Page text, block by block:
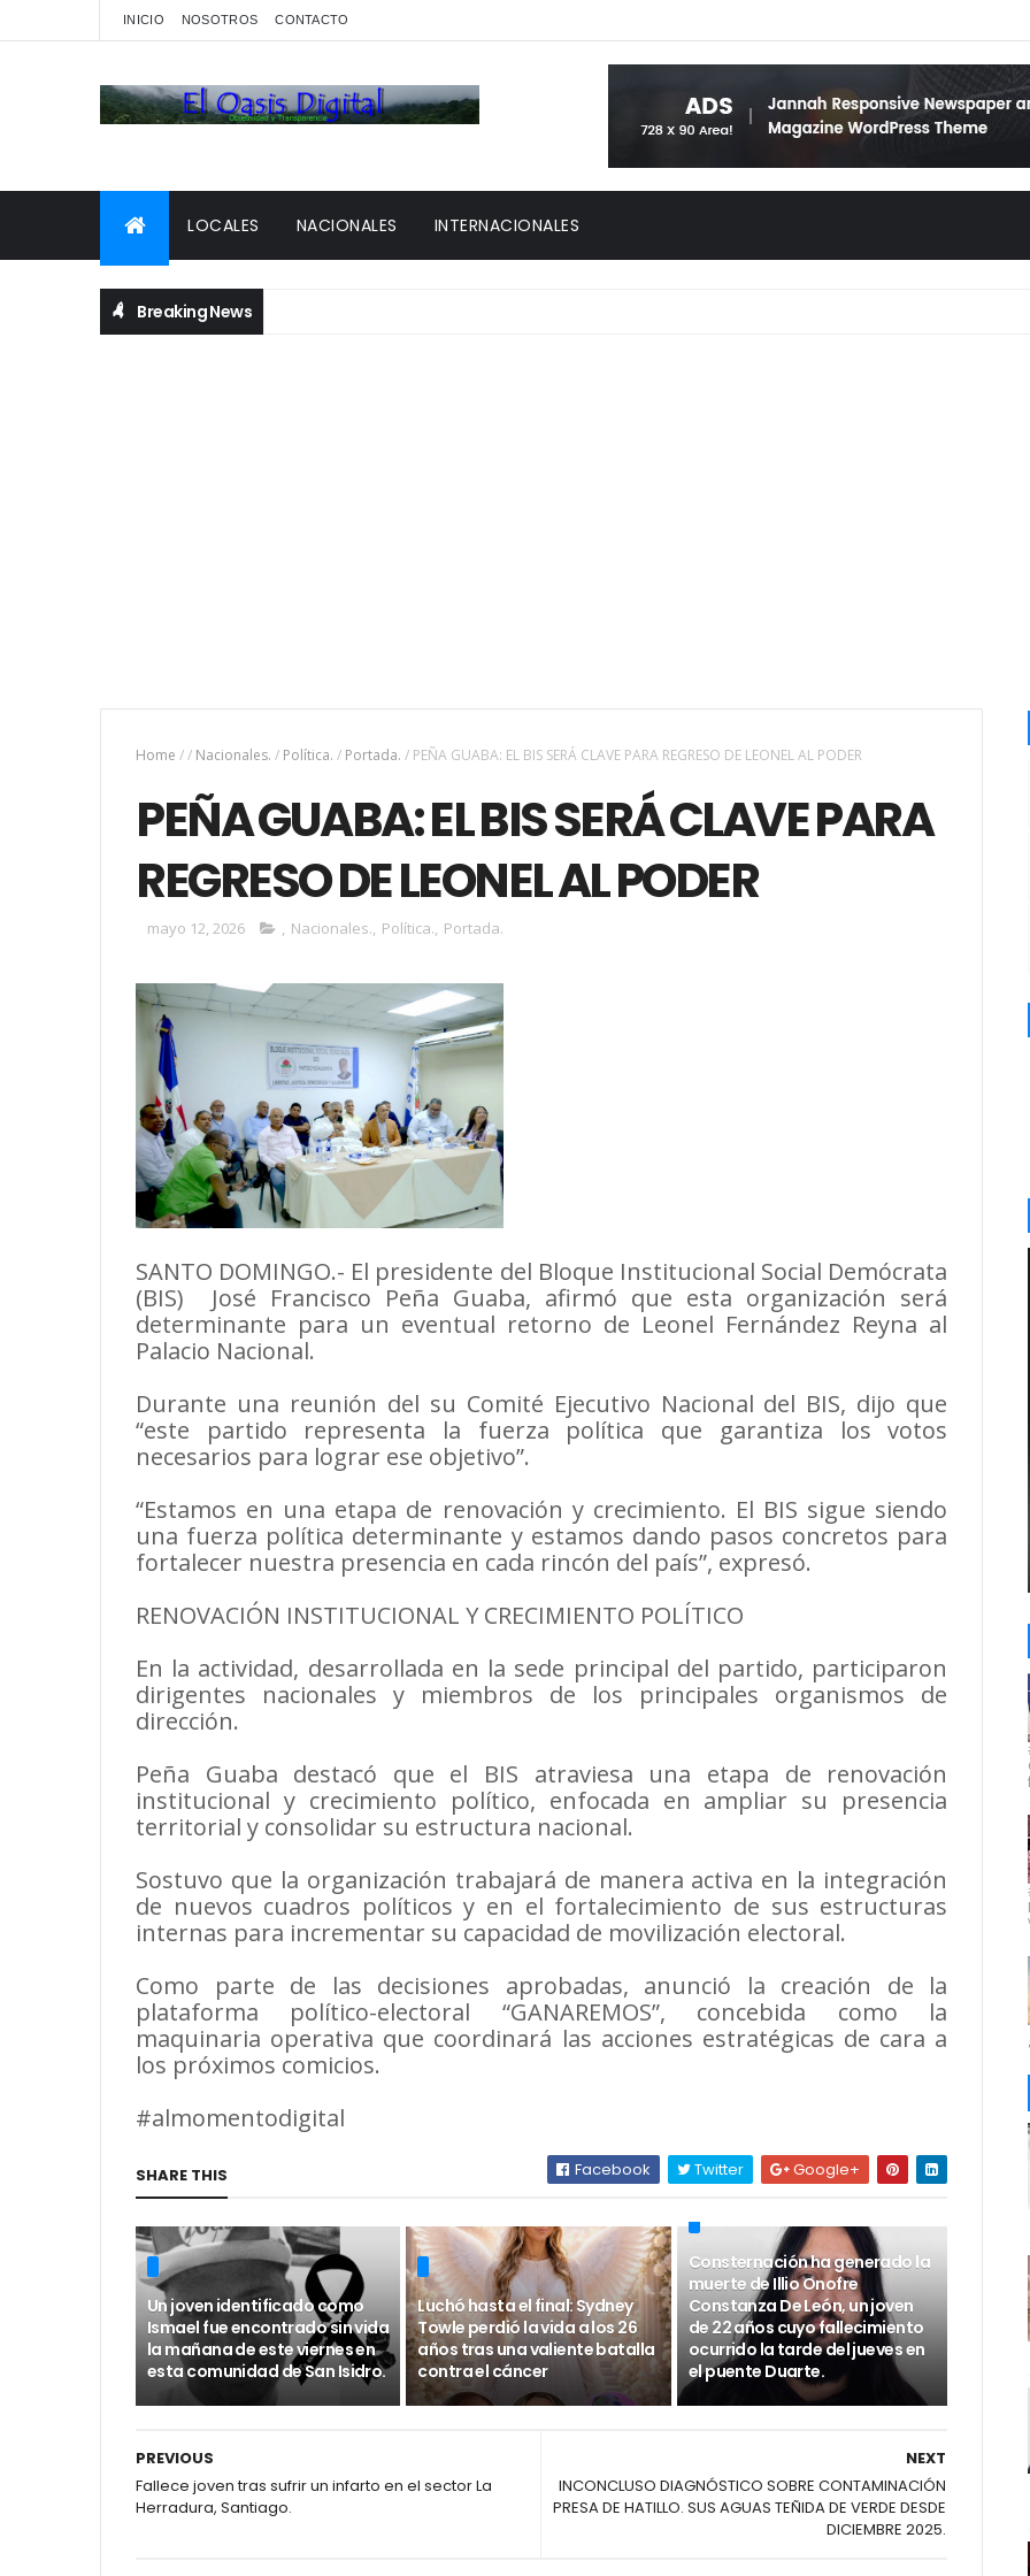
INICIO NOSOTROS CONTACTO
LOCALES NACIONALES INTERNACIONALES
Breaking News
Home // Nacionales. / Política. / Portada. / PEÑA GUABA: EL BIS SERÁ CLAVE PARA REGRESO DE LEONEL AL PODER
PEÑA GUABA: EL BIS SERÁ CLAVE PARA
REGRESO DE LEONEL AL PODER
mayo 12, 2026 , Nacionales., Política., Portada.
SANTO DOMINGO.- El presidente del Bloque Institucional Social Demócrata
(BIS) José Francisco Peña Guaba, afirmó que esta organización será
determinante para un eventual retorno de Leonel Fernández Reyna al
Palacio Nacional.
Durante una reunión del su Comité Ejecutivo Nacional del BIS, dijo que
“este partido representa la fuerza política que garantiza los votos
necesarios para lograr ese objetivo”.
“Estamos en una etapa de renovación y crecimiento. El BIS sigue siendo
una fuerza política determinante y estamos dando pasos concretos para
fortalecer nuestra presencia en cada rincón del país”, expresó.
RENOVACIÓN INSTITUCIONAL Y CRECIMIENTO POLÍTICO
En la actividad, desarrollada en la sede principal del partido, participaron
dirigentes nacionales y miembros de los principales organismos de
dirección.
Peña Guaba destacó que el BIS atraviesa una etapa de renovación
institucional y crecimiento político, enfocada en ampliar su presencia
territorial y consolidar su estructura nacional.
Sostuvo que la organización trabajará de manera activa en la integración
de nuevos cuadros políticos y en el fortalecimiento de sus estructuras
internas para incrementar su capacidad de movilización electoral.
Como parte de las decisiones aprobadas, anunció la creación de la
plataforma político-electoral “GANAREMOS”, concebida como la
maquinaria operativa que coordinará las acciones estratégicas de cara a
los próximos comicios.
#almomentodigital
SHARE THIS Facebook Twitter Google+
Un joven identificado como
Ismael fue encontrado sin vida
la mañana de este viernes en
esta comunidad de San Isidro.
Luchó hasta el final: Sydney
Towle perdió la vida a los 26
años tras una valiente batalla
contra el cáncer
Consternación ha generado la
muerte de Illio Onofre
Constanza De León, un joven
de 22 años cuyo fallecimiento
ocurrido la tarde del jueves en
el puente Duarte.
NEXT
INCONCLUSO DIAGNÓSTICO SOBRE CONTAMINACIÓN
PRESA DE HATILLO. SUS AGUAS TEÑIDA DE VERDE DESDE
DICIEMBRE 2025.
PREVIOUS
Fallece joven tras sufrir un infarto en el sector La
Herradura, Santiago.